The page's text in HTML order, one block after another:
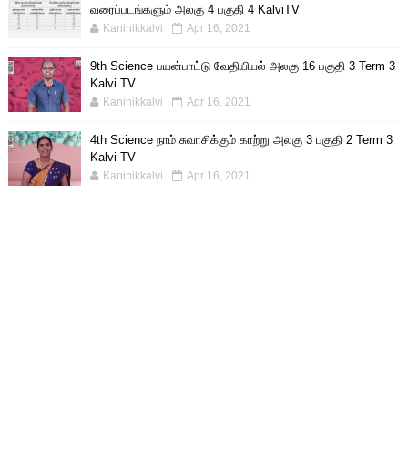
வரைப்படங்களும் அலகு 4 பகுதி 4 KalviTV
Kaninikkalvi Apr 16, 2021
9th Science பயன்பாட்டு வேதியியல் அலகு 16 பகுதி 3 Term 3
Kalvi TV
Kaninikkalvi Apr 16, 2021
4th Science நாம் சுவாசிக்கும் காற்று அலகு 3 பகுதி 2 Term 3
Kalvi TV
Kaninikkalvi Apr 16, 2021